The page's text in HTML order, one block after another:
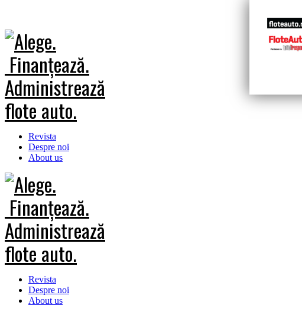
Revista
Despre noi
About us
Revista
Despre noi
About us